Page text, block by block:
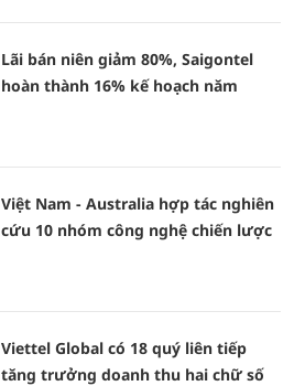
Lãi bán niên giảm 80%, Saigontel
hoàn thành 16% kế hoạch năm
Việt Nam - Australia hợp tác nghiên
cứu 10 nhóm công nghệ chiến lược
Viettel Global có 18 quý liên tiếp
tăng trưởng doanh thu hai chữ số